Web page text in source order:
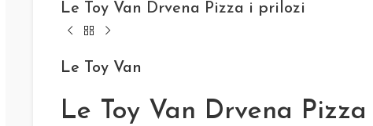
Le Toy Van Drvena Pizza i prilozi
Le Toy Van
Le Toy Van Drvena